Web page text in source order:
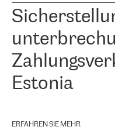
Estonia
ERFAHREN SIE MEHR